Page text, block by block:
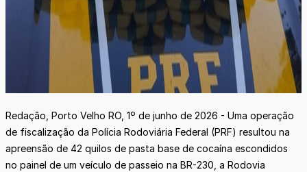
Redação, Porto Velho RO, 1º de junho de 2026 - Uma operação
de fiscalização da Polícia Rodoviária Federal (PRF) resultou na
apreensão de 42 quilos de pasta base de cocaína escondidos
no painel de um veículo de passeio na BR-230, a Rodovia